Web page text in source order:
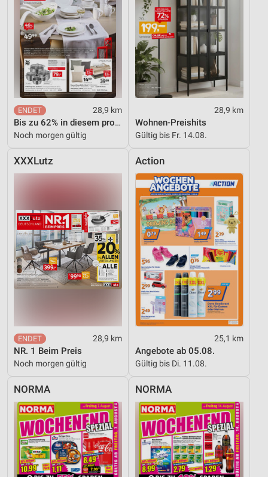
28,9 km
Bis zu 62% in diesem prospekt
Noch morgen gültig
28,9 km
Wohnen-Preishits
Gültig bis Fr. 14.08.
XXXLutz
28,9 km
NR. 1 Beim Preis
Noch morgen gültig
Action
25,1 km
Angebote ab 05.08.
Gültig bis Di. 11.08.
NORMA NORMA